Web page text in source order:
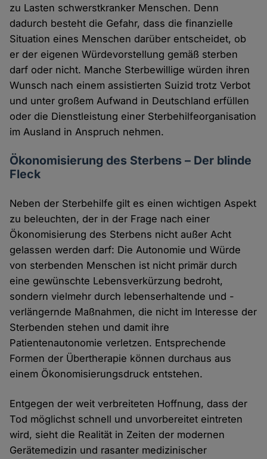
zu Lasten schwerstkranker Menschen. Denn
dadurch besteht die Gefahr, dass die finanzielle
Situation eines Menschen darüber entscheidet, ob
er der eigenen Würdevorstellung gemäß sterben
darf oder nicht. Manche Sterbewillige würden ihren
Wunsch nach einem assistierten Suizid trotz Verbot
und unter großem Aufwand in Deutschland erfüllen
oder die Dienstleistung einer Sterbehilfeorganisation
im Ausland in Anspruch nehmen.
Ökonomisierung des Sterbens – Der blinde
Fleck
Neben der Sterbehilfe gilt es einen wichtigen Aspekt
zu beleuchten, der in der Frage nach einer
Ökonomisierung des Sterbens nicht außer Acht
gelassen werden darf: Die Autonomie und Würde
von sterbenden Menschen ist nicht primär durch
eine gewünschte Lebensverkürzung bedroht,
sondern vielmehr durch lebenserhaltende und -
verlängernde Maßnahmen, die nicht im Interesse der
Sterbenden stehen und damit ihre
Patientenautonomie verletzen. Entsprechende
Formen der Übertherapie können durchaus aus
einem Ökonomisierungsdruck entstehen.
Entgegen der weit verbreiteten Hoffnung, dass der
Tod möglichst schnell und unvorbereitet eintreten
wird, sieht die Realität in Zeiten der modernen
Gerätemedizin und rasanter medizinischer